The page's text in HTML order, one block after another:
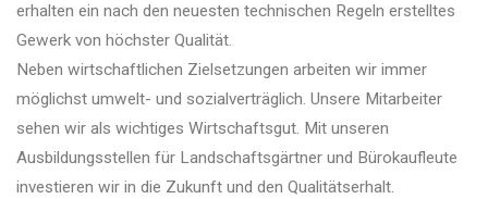
erhalten ein nach den neuesten technischen Regeln erstelltes
Gewerk von höchster Qualität.
Neben wirtschaftlichen Zielsetzungen arbeiten wir immer
möglichst umwelt- und sozialverträglich. Unsere Mitarbeiter
sehen wir als wichtiges Wirtschaftsgut. Mit unseren
Ausbildungsstellen für Landschaftsgärtner und Bürokaufleute
investieren wir in die Zukunft und den Qualitätserhalt.